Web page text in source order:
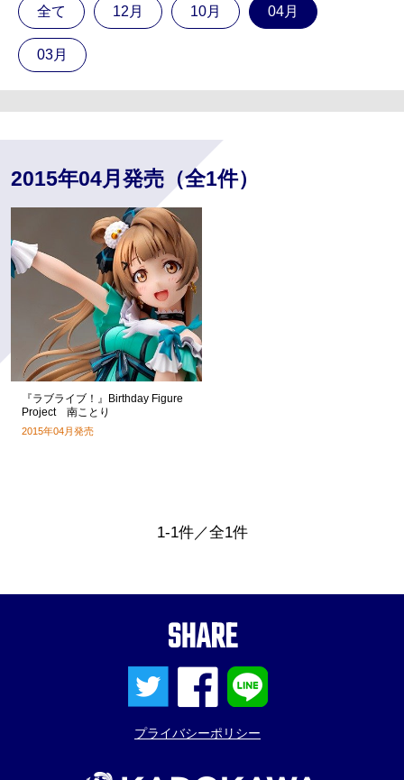
全て 12月 10月 04月
03月
2015年04月発売（全1件）
『ラブライブ！』Birthday Figure
Project 南ことり
2015年04月発売
1-1件／全1件
SHARE
プライバシーポリシー